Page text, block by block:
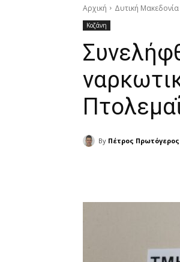
Αρχική Δυτική Μακεδονία
Κοζάνη
By Πέτρος Πρωτόγερος